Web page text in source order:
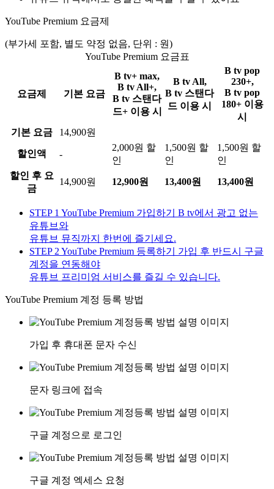
YouTube Premium 요금제
(부가세 포함, 별도 약정 없음, 단위 : 원)
YouTube Premium 요금표
요금제 기본 요금
B tv+ max,
B tv All+,
B tv 스탠다
드+ 이용 시
B tv All,
B tv 스탠다
드 이용 시
B tv pop
230+,
B tv pop
180+ 이용
시
기본 요금
14,900원
할인액 -
2,000원 할
인
1,500원 할
인
1,500원 할
인
할인 후 요
금
14,900원 12,900원 13,400원 13,400원
STEP 1 YouTube Premium 가입하기
B tv에서 광고 없는
유튜브와
유튜브 뮤직까지 한번에 즐기세요.
STEP 2 YouTube Premium 등록하기
가입 후 반드시 구글
계정을 연동해야
유튜브 프리미엄 서비스를 즐길 수 있습니다.
YouTube Premium 계정 등록 방법
가입 후 휴대폰 문자 수신
문자 링크에 접속
구글 계정으로 로그인
구글 계정 엑세스 요청